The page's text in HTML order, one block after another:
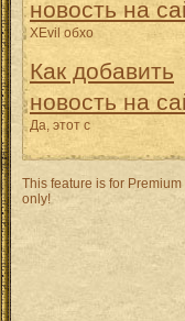
новость на
XEvil обхо
Как добавить
новость на
Да, этот с
This feature is for Premium
only!